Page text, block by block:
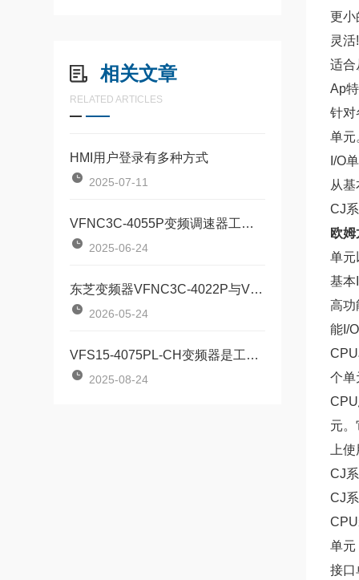
相关文章
RELATED ARTICLES
HMI用户登录有多种方式
2025-07-11
VFNC3C-4055P变频调速器工业节能与精准控制的革新产品
2025-06-24
东芝变频器VFNC3C-4022P与VFNC3C-4055P对比：两款定位器该如何按需选型？
2026-05-24
VFS15-4075PL-CH变频器是工业驱动领域的全能选手
2025-08-24
更小
灵活!
适合
Ap
针对
单元
I/O
从
CJ
欧
单元
基本
高功
能I/
个单
元
上
CJ
CJ
单元
接口